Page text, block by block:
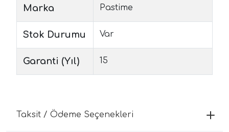
Marka Pastime
Stok Durumu Var
Garanti (Yıl) 15
Taksit / Ödeme Seçenekleri